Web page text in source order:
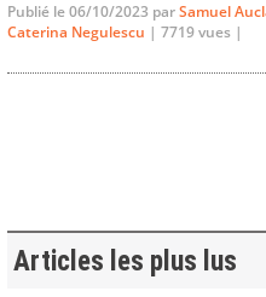
Publié le 06/10/2023 parSamuel
Caterina Negulescu | 7719 vues |
Articles les plus lus